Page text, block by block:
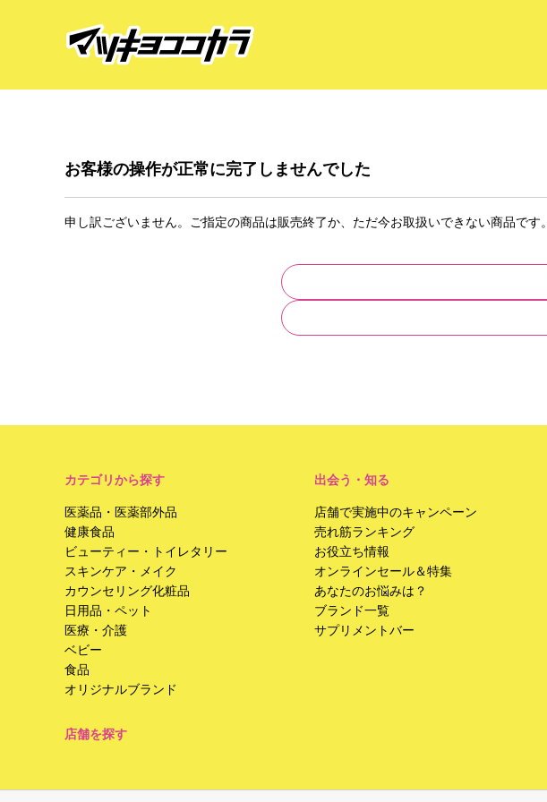
お客様の操作が正常に完了しませんでした
申し訳ございません。ご指定の商品は販売終了か、ただ今お取扱いできない商品です。
カテゴリから探す
医薬品・医薬部外品
健康食品
ビューティー・トイレタリー
スキンケア・メイク
カウンセリング化粧品
日用品・ペット
医療・介護
ベビー
食品
オリジナルブランド
店舗を探す
出会う・知る
店舗で実施中のキャンペーン
売れ筋ランキング
お役立ち情報
オンラインセール＆特集
あなたのお悩みは？
ブランド一覧
サプリメントバー